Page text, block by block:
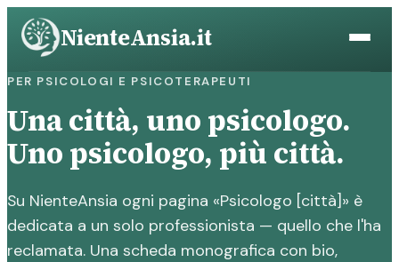
Vai
NienteAnsia.it
PER PSICOLOGI E PSICOTERAPEUTI
Una città, uno psicologo.
Uno psicologo, più città.
Su NienteAnsia ogni pagina «Psicologo [città]» è
dedicata a un solo professionista — quello che l'ha
reclamata. Una scheda monografica con bio,